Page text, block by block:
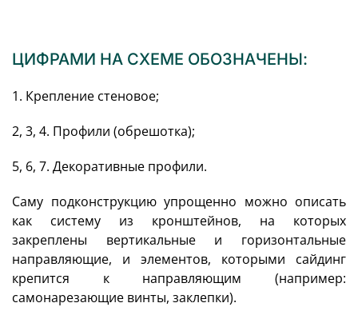
ЦИФРАМИ НА СХЕМЕ ОБОЗНАЧЕНЫ:
1. Крепление стеновое;
2, 3, 4. Профили (обрешотка);
5, 6, 7. Декоративные профили.
Саму подконструкцию упрощенно можно описать
как систему из кронштейнов, на которых
закреплены вертикальные и горизонтальные
направляющие, и элементов, которыми сайдинг
крепится к направляющим (например:
самонарезающие винты, заклепки).